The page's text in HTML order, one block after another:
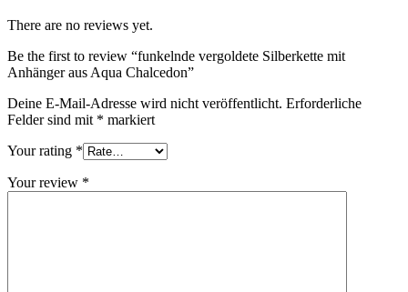
There are no reviews yet.
Be the first to review “funkelnde vergoldete Silberkette mit
Anhänger aus Aqua Chalcedon”
Deine E-Mail-Adresse wird nicht veröffentlicht. Erforderliche
Felder sind mit * markiert
Your rating *
Your review *